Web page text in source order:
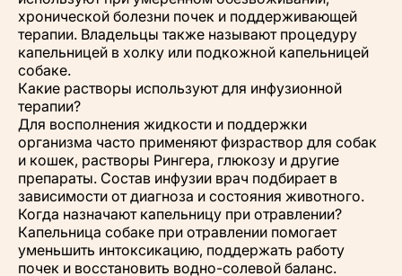
хронической болезни почек и поддерживающей
терапии. Владельцы также называют процедуру
капельницей в холку или подкожной капельницей
собаке.
Какие растворы используют для инфузионной
терапии?
Для восполнения жидкости и поддержки
организма часто применяют физраствор для собак
и кошек, растворы Рингера, глюкозу и другие
препараты. Состав инфузии врач подбирает в
зависимости от диагноза и состояния животного.
Когда назначают капельницу при отравлении?
Капельница собаке при отравлении помогает
уменьшить интоксикацию, поддержать работу
почек и восстановить водно-солевой баланс.